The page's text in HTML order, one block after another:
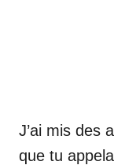
J’ai mis des
que tu